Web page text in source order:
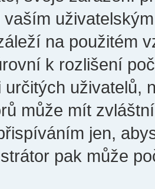
na použitém
k rozlišení
určitých uživatelů,
může mít
jen,
pak může